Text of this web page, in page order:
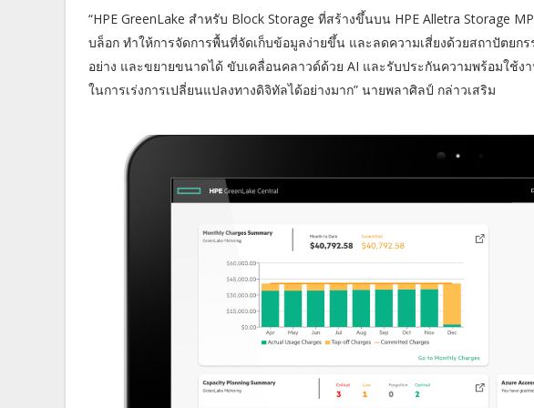
“HPE GreenLake สำหรับ Block Storage ที่สร้างขึ้นบน HPE Alletra Storage
บล็อก ทำให้การจัดการพื้นที่จัดเก็บข้อมูลง่ายขึ้น และลดความเสี่ยงด้วยสถาปัตย
อย่าง และขยายขนาดได้ ขับเคลื่อนคลาวด์ด้วย AI และรับประกันความพร้อมใช้ง
ในการเร่งการเปลี่ยนแปลงทางดิจิทัลได้อย่างมาก” นายพลาศิลป์ กล่าวเสริม